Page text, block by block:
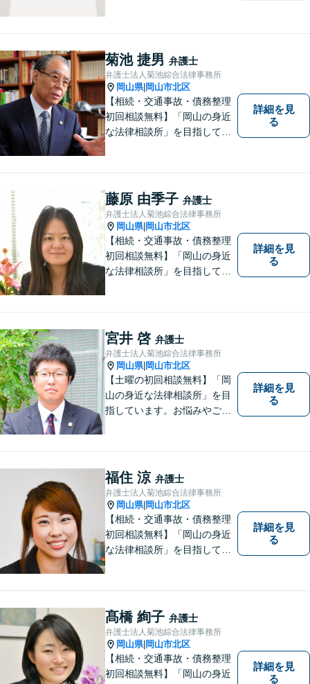
軽にご相談ください。
菊池 捷男 弁護士
弁護士法人菊池綜合法律事務所
岡山県| 岡山市北区
【相続・交通事故・債務整理
初回相談無料】「岡山の身近
な法律相談所」を目指してい
でサポートしていきます。ど
んなささいなことでも構いま
せん。お気軽にご相談くださ
い。【土曜日も受付可能】
【専用駐車場あり】
詳細を見
る
藤原 由季子 弁護士
弁護士法人菊池綜合法律事務所
岡山県| 岡山市北区
【相続・交通事故・債務整理
初回相談無料】「岡山の身近
な法律相談所」を目指してい
でサポートしていきます。ど
んなささいなことでも構いま
せん。お気軽にご相談くださ
い。【土曜日も受付可能】
【専用駐車場あり】
詳細を見
る
宮井 啓 弁護士
弁護士法人菊池綜合法律事務所
岡山県| 岡山市北区
【土曜の初回相談無料】「岡
山の身近な法律相談所」を目
指しています。お悩みやご不
きます。どんなささいなこと
でも構いません。お気軽にご
相談ください。【土曜日も受
付可能】【専用駐車場あり】
詳細を見
る
福住 涼 弁護士
弁護士法人菊池綜合法律事務所
岡山県| 岡山市北区
【相続・交通事故・債務整理
初回相談無料】「岡山の身近
な法律相談所」を目指してい
でサポートしていきます。ど
んなささいなことでも構いま
せん。お気軽にご相談くださ
い。【土曜日も受付可能】
【専用駐車場あり】
詳細を見
る
髙橋 絢子 弁護士
弁護士法人菊池綜合法律事務所
岡山県| 岡山市北区
【相続・交通事故・債務整理
初回相談無料】「岡山の身近
詳細を見
る